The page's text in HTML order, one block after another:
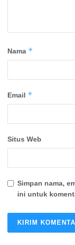
Nama *
Email *
Situs Web
Simpan nama,
ini untuk